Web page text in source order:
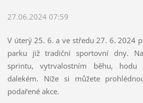
27.06.2024 07:59
V úterý 25. 6. a ve středu 27. 6. 2024
parku již tradiční sportovní dny.
sprintu, vytrvalostním běhu, hodu
dalekém. Níže si můžete
podařené akce.